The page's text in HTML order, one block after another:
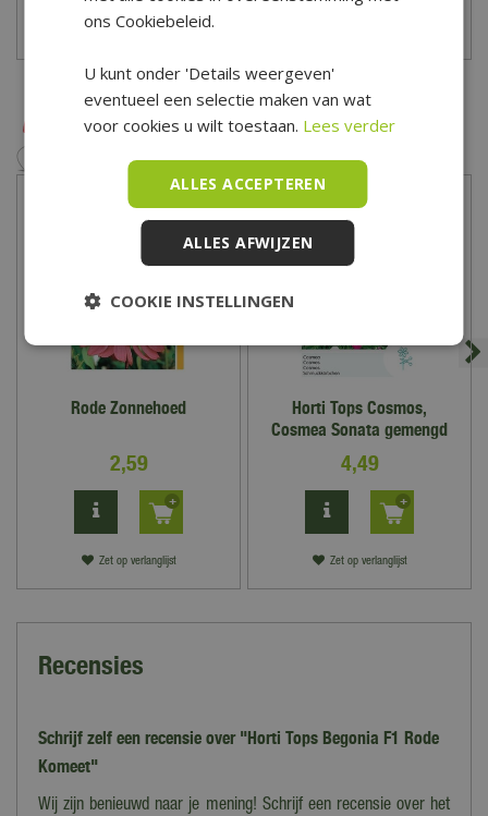
mooi en vrolijk kleuren pallet in de tuin. Heb je advies nodig bij
in ons tuincentrum, onze tuindeskundige staan klaar om
je vragen te beantwoorden. Tuincentrum De Boet is gelegen in
het hart van Noord-Holland, centraal in een driehoek tussen
Bekijk hier onze openingstijden
Rode Zonnehoed
2,59
Zet op verlanglijst
Horti Tops Cosmos,
Cosmea Sonata gemengd
4,49
Zet op verlanglijst
Recensies
Schrijf zelf een recensie over "Horti Tops Begonia F1 Rode
Komeet"
Wij zijn benieuwd naar je mening! Schrijf een recensie over het
ons Cookiebeleid.
U kunt onder 'Details weergeven'
eventueel een selectie maken van wat
voor cookies u wilt toestaan. Lees verder
ALLES ACCEPTEREN
ALLES AFWIJZEN
COOKIE INSTELLINGEN